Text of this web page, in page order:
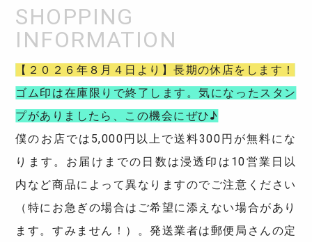
【２０２６年８月４日より】長期の休店をします！
ゴム印は在庫限りで終了します。気になったスタン
プがありましたら、この機会にぜひ♪
僕のお店では5,000円以上で送料300円が無料にな
ります。お届けまでの日数は浸透印は10営業日以
内など商品によって異なりますのでご注意ください
（特にお急ぎの場合はご希望に添えない場合があり
ます。すみません！）。発送業者は郵便局さんの定